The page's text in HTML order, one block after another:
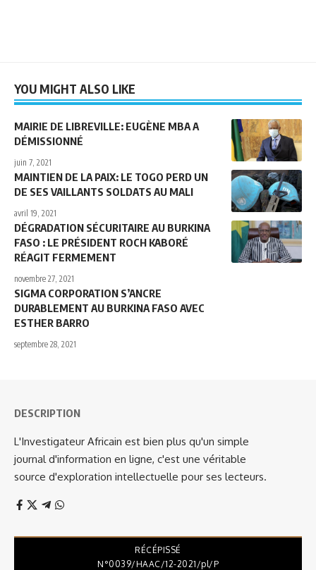
YOU MIGHT ALSO LIKE
MAIRIE DE LIBREVILLE: EUGÈNE MBA A
DÉMISSIONNÉ
juin 7, 2021
MAINTIEN DE LA PAIX: LE TOGO PERD UN
DE SES VAILLANTS SOLDATS AU MALI
avril 19, 2021
DÉGRADATION SÉCURITAIRE AU BURKINA
FASO : LE PRÉSIDENT ROCH KABORÉ
RÉAGIT FERMEMENT
novembre 27, 2021
SIGMA CORPORATION S’ANCRE
DURABLEMENT AU BURKINA FASO AVEC
ESTHER BARRO
septembre 28, 2021
DESCRIPTION
L'Investigateur Africain est bien plus qu'un simple
journal d'information en ligne, c'est une véritable
source d'exploration intellectuelle pour ses lecteurs.
RÉCÉPISSÉ
N°0039/HAAC/12-2021/pl/P